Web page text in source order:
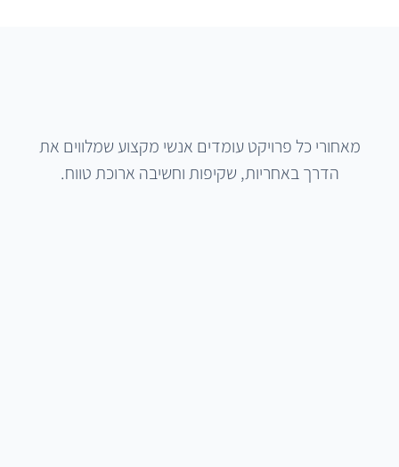
מאחורי כל פרויקט עומדים אנשי מקצוע שמלווים את
הדרך באחריות, שקיפות וחשיבה ארוכת טווח.